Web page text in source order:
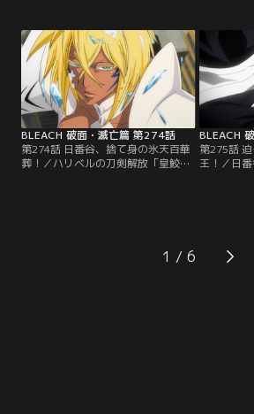
とされたヤミーだった。以前よりも
巨大化しているヤミーの姿に驚く3
人だったが…。その頃、天蓋の上で
は完全に虚化してしまった一護とウ
ルキオラが対峙していた。【提供：
バンダイチャンネル】
パーダよ
に攻撃を
も、それに
（イーラ）
人が思っ
【提供：バ
BLEACH 破面・滅亡篇 第274話
第274話 日番谷、捨て身の氷天百華
葬！／ハリベルの刀剣解放「皇鮫后
追い詰めていく。だが日番谷も自ら
の斬魄刀・氷輪丸が氷雪系なことを
BLEACH
第275話
王！／日
着がつい
う。不審
自らの持
1